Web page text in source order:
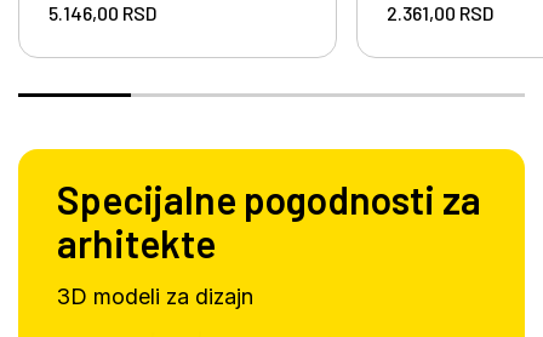
5.146,00 RSD 2.361,00 RSD
Specijalne pogodnosti za
arhitekte
3D modeli za dizajn